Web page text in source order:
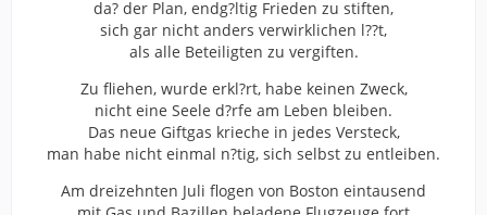
da? der Plan, endg?ltig Frieden zu stiften,
sich gar nicht anders verwirklichen l??t,
als alle Beteiligten zu vergiften.
Zu fliehen, wurde erkl?rt, habe keinen Zweck,
nicht eine Seele d?rfe am Leben bleiben.
Das neue Giftgas krieche in jedes Versteck,
man habe nicht einmal n?tig, sich selbst zu entleiben.
Am dreizehnten Juli flogen von Boston eintausend